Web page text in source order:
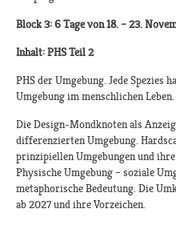
Block 3: 6 Tage von 18. – 23.
Inhalt: PHS Teil 2
PHS der Umgebung. Jede Spezies
Umgebung im menschlichen Leben.
Die Design-Mondknoten als
differenzierten Umgebung.
prinzipiellen Umgebungen und
Physische Umgebung – soziale
metaphorische Bedeutung. Die
ab 2027 und ihre Vorzeichen.